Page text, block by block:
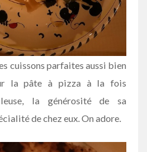
cuissons parfaites aussi bien
la pâte à pizza à la fois
la générosité de sa
de chez eux. On adore.